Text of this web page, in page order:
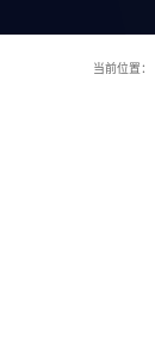
当前位置：